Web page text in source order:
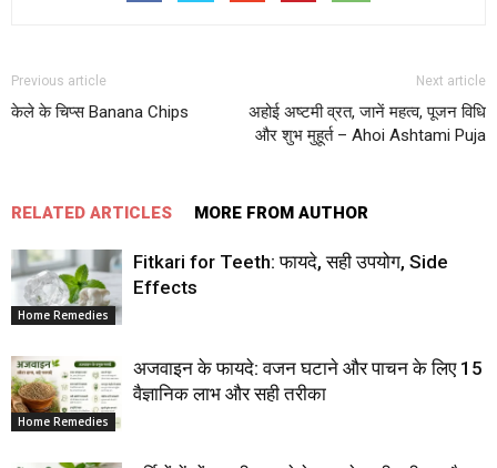
Previous article
केले के चिप्स Banana Chips
Next article
अहोई अष्टमी व्रत, जानें महत्व, पूजन विधि
और शुभ मुहूर्त – Ahoi Ashtami Puja
RELATED ARTICLES MORE FROM AUTHOR
Home Remedies
Fitkari for Teeth: फायदे, सही उपयोग, Side
Effects
Home Remedies
अजवाइन के फायदे: वजन घटाने और पाचन के लिए 15
वैज्ञानिक लाभ और सही तरीका